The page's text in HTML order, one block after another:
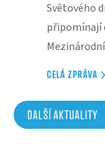
Světového
připomínají
CELÁ ZPRÁVA
DALŠÍ AKTUALITY